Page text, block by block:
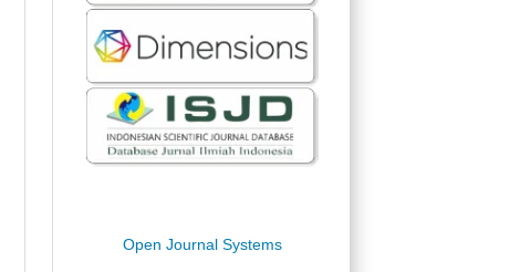
Open Journal Systems